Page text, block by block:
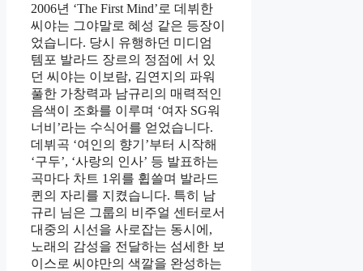
2006년 ‘The First Mind’로 데뷔한
씨야는 그야말로 혜성 같은 등장이
었습니다. 당시 유행하던 미디엄
템포 발라드 장르의 정점에 서 있
던 씨야는 이보람, 김연지의 파워
풀한 가창력과 남규리의 매력적인
음색이 조화를 이루며 ‘여자 SG워
너비’라는 수식어를 얻었습니다.
데뷔곡 ‘여인의 향기’부터 시작해
‘구두’, ‘사랑의 인사’ 등 발표하는
곡마다 차트 1위를 휩쓸며 발라드
퀸의 자리를 지켰습니다. 특히 남
규리 님은 그룹의 비주얼 센터로서
대중의 시선을 사로잡는 동시에,
노래의 감성을 전달하는 섬세한 보
이스로 씨야만의 색깔을 완성하는